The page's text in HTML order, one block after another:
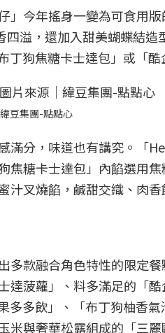
」今年搖身一變為可食用
溢，還加入甜美蝴蝶結
丁狗焦糖卡士達包」或「酷
豆集團-點點心
滿分，味道也有講究。「
焦糖卡士達包」內餡選用
汁叉燒餡，鹹甜交織、肉香
多款融合角色特性的限定
達菠蘿」、料多滿足的「
多飲」、「布丁狗柚香
米與奢華松露組成的「三